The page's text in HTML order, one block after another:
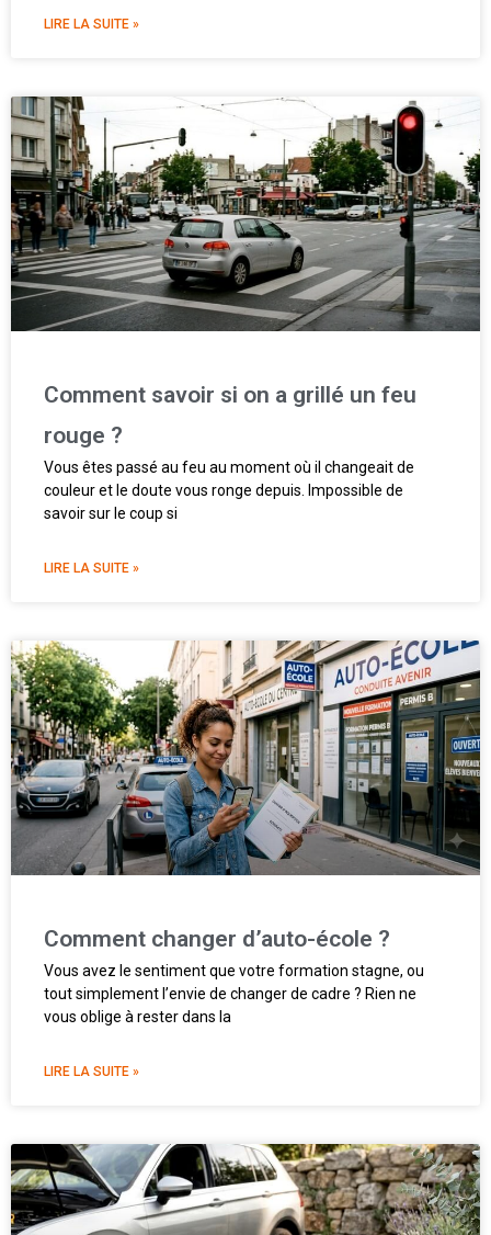
LIRE LA SUITE »
Comment savoir si on a grillé un feu
rouge ?
Vous êtes passé au feu au moment où il changeait de
couleur et le doute vous ronge depuis. Impossible de
savoir sur le coup si
LIRE LA SUITE »
Comment changer d’auto-école ?
Vous avez le sentiment que votre formation stagne, ou
tout simplement l’envie de changer de cadre ? Rien ne
vous oblige à rester dans la
LIRE LA SUITE »